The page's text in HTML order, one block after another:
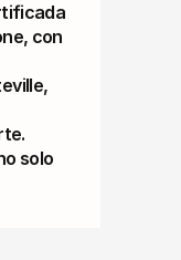
con
solo